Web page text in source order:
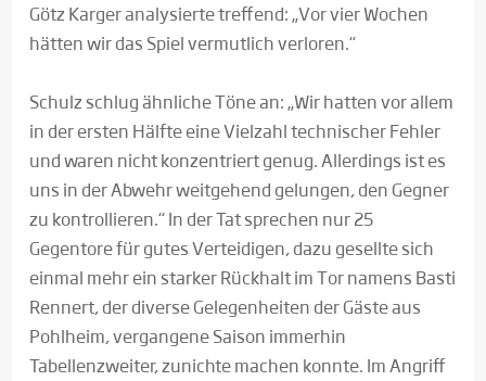
Götz Karger analysierte treffend: „Vor vier Wochen
hätten wir das Spiel vermutlich verloren.“
Schulz schlug ähnliche Töne an: „Wir hatten vor allem
in der ersten Hälfte eine Vielzahl technischer Fehler
und waren nicht konzentriert genug. Allerdings ist es
uns in der Abwehr weitgehend gelungen, den Gegner
zu kontrollieren.“ In der Tat sprechen nur 25
Gegentore für gutes Verteidigen, dazu gesellte sich
einmal mehr ein starker Rückhalt im Tor namens Basti
Rennert, der diverse Gelegenheiten der Gäste aus
Pohlheim, vergangene Saison immerhin
Tabellenzweiter, zunichte machen konnte. Im Angriff